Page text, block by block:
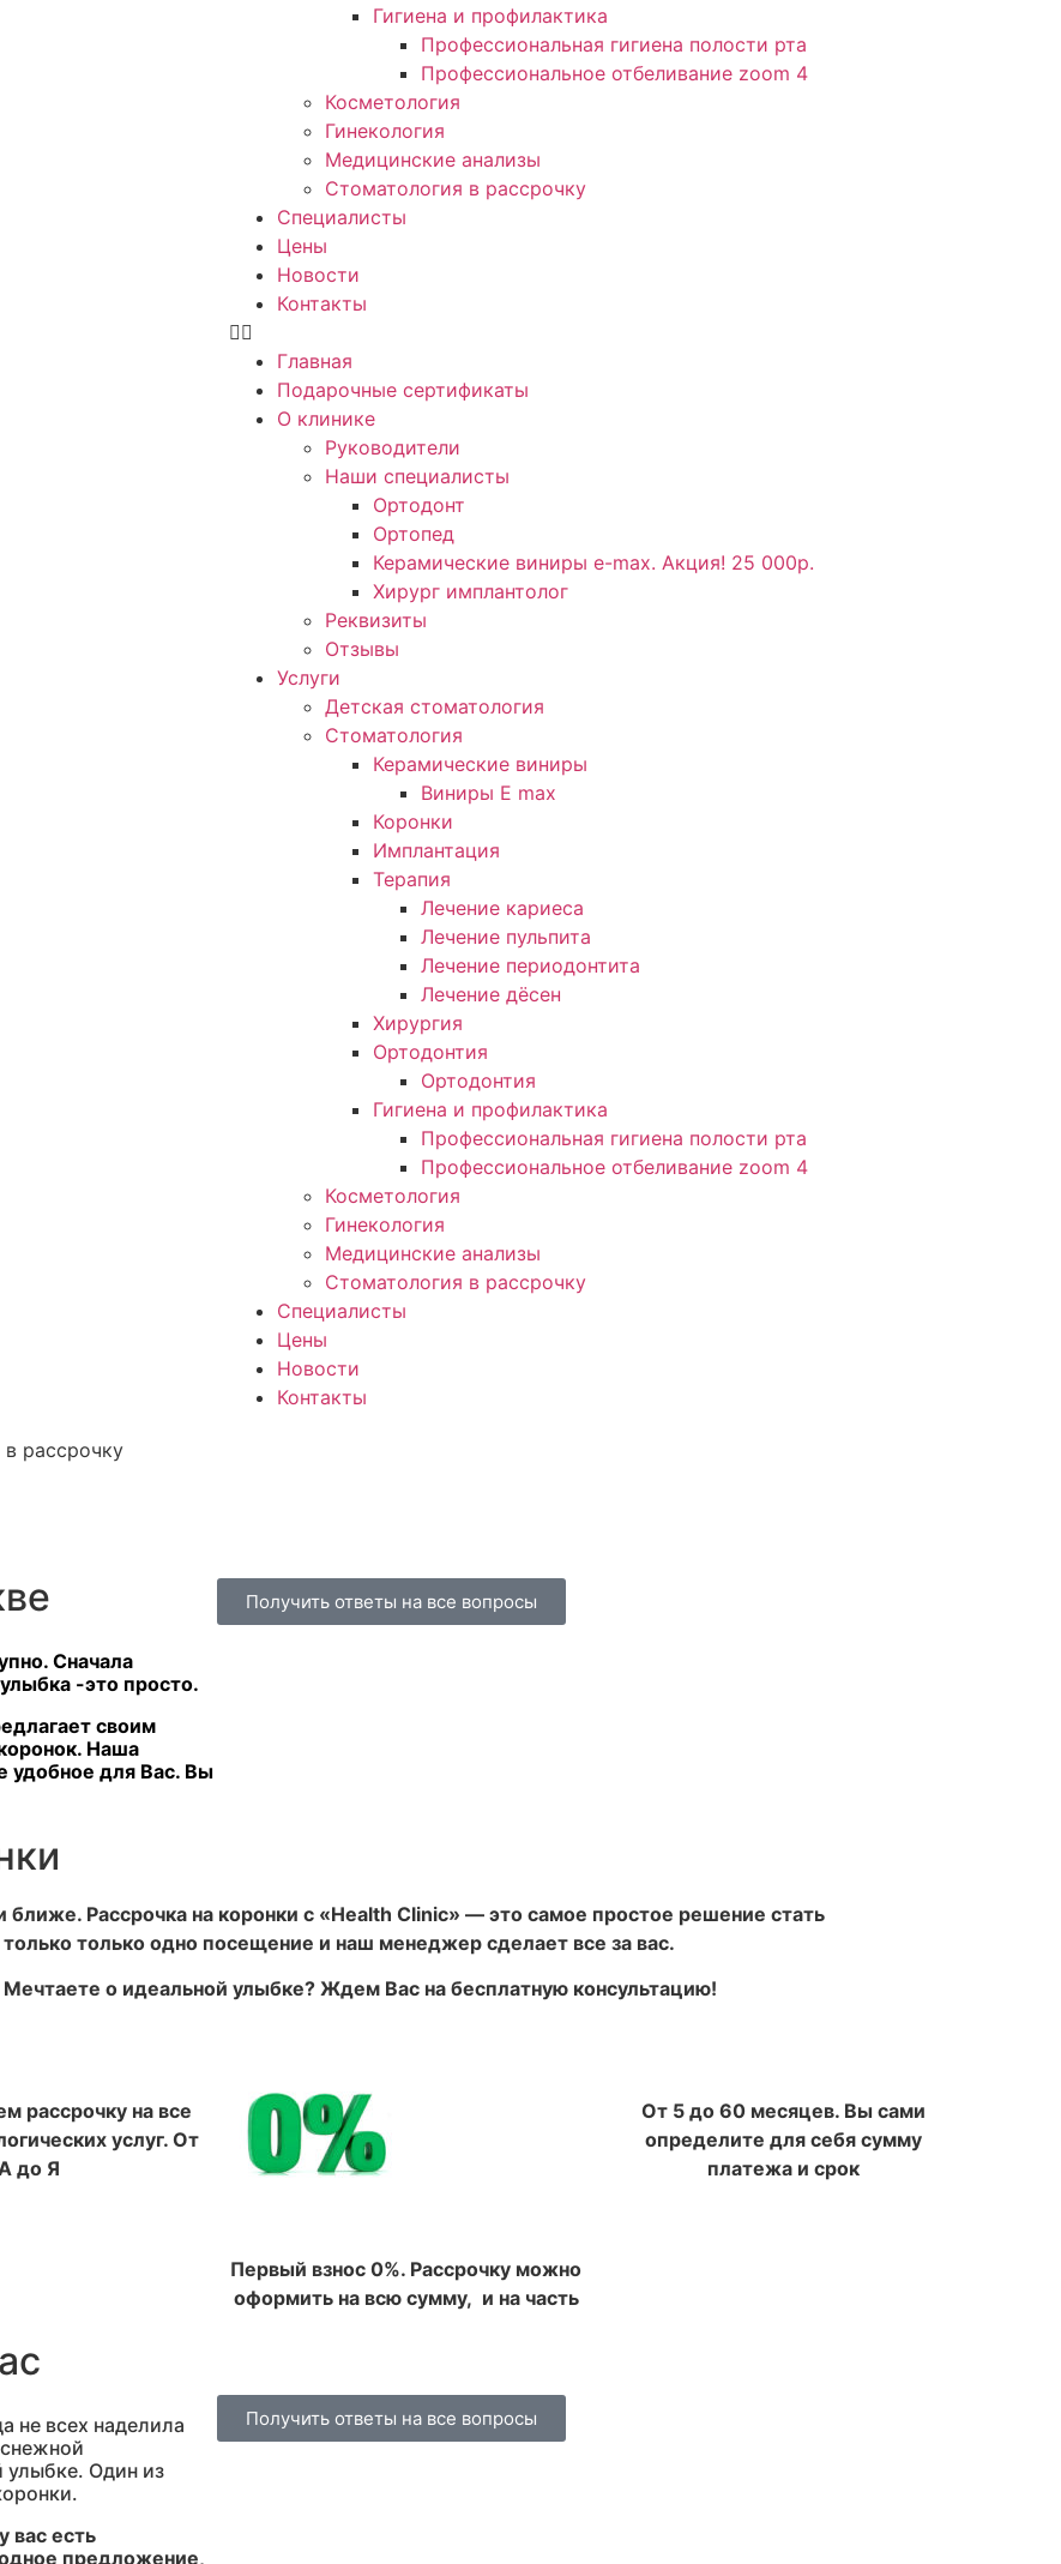
Гигиена и профилактика
Профессиональная гигиена полости рта
Профессиональное отбеливание zoom 4
Косметология
Гинекология
Медицинские анализы
Стоматология в рассрочку
Специалисты
Цены
Новости
Контакты
Главная
Подарочные сертификаты
О клинике
Руководители
Наши специалисты
Ортодонт
Ортопед
Керамические виниры e-max. Акция! 25 000р.
Хирург имплантолог
Реквизиты
Отзывы
Услуги
Детская стоматология
Стоматология
Керамические виниры
Виниры E max
Коронки
Имплантация
Терапия
Лечение кариеса
Лечение пульпита
Лечение периодонтита
Лечение дёсен
Хирургия
Ортодонтия
Ортодонтия
Гигиена и профилактика
Профессиональная гигиена полости рта
Профессиональное отбеливание zoom 4
Косметология
Гинекология
Медицинские анализы
Стоматология в рассрочку
Специалисты
Цены
Новости
Контакты
рассрочку
Сначала
-это просто.
своим
Наша
удобное для Вас. Вы
Получить ответы на все вопросы
Рассрочка на коронки с «Health Clinic» — это самое простое решение стать
только одно посещение и наш менеджер сделает все за вас.
о идеальной улыбке? Ждем Вас на бесплатную консультацию!
рассрочку на все
услуг. От
до Я
Первый взнос 0%. Рассрочку можно
оформить на всю сумму, и на часть
От 5 до 60 месяцев. Вы сами
определите для себя сумму
платежа и срок
не всех наделила
улыбке. Один из
вас есть
предложение,
Получить ответы на все вопросы